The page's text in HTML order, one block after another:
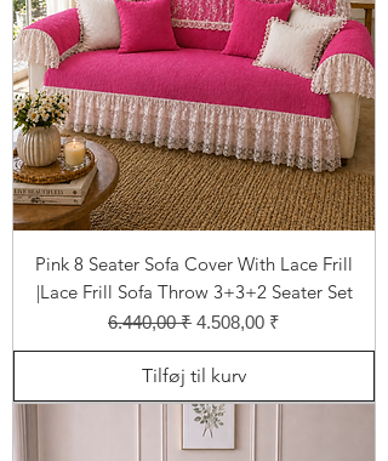
Pink 8 Seater Sofa Cover With Lace Frill
|Lace Frill Sofa Throw 3+3+2 Seater Set
Regulær pris
6.440,00 ₹ Salgspris
4.508,00 ₹
Tilføj til kurv